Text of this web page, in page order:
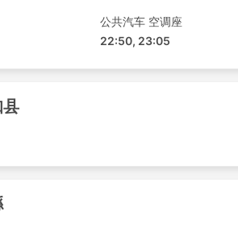
高松市
縣
高松市
公共汽车 空调座
22:50, 23:05